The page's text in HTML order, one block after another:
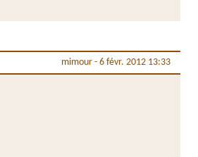
mimour - 6 févr. 2012 13:33